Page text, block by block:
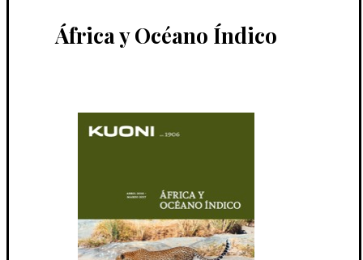
África y Océano Índico